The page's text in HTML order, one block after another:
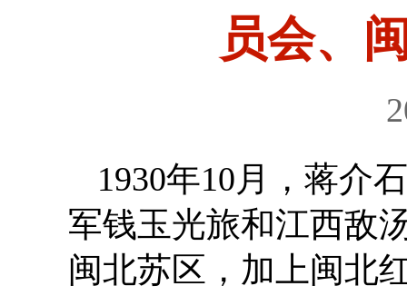
员会、
1930年10月，蒋介
军钱玉光旅和江西敌
闽北苏区，加上闽北